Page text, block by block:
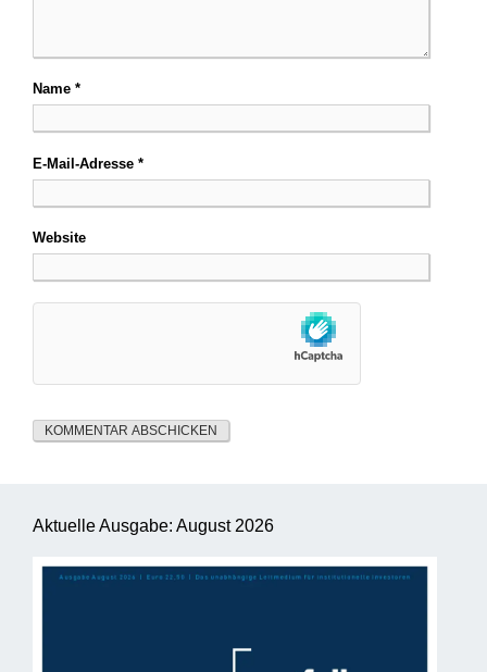
Name *
E-Mail-Adresse *
Website
Aktuelle Ausgabe: August 2026